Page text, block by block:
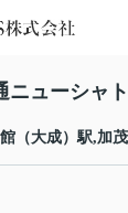
ニューシャ